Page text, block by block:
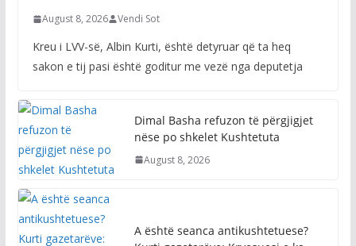
August 8, 2026 Vendi Sot
Kreu i LVV-së, Albin Kurti, është detyruar që ta heq
sakon e tij pasi është goditur me vezë nga deputetja
Dimal Basha refuzon të përgjigjet
nëse po shkelet Kushtetuta
August 8, 2026
A është seanca antikushtetuese?